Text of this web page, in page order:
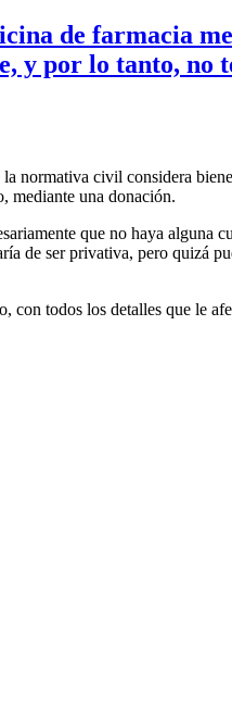
de farmacia
y por lo tanto,
normativa civil considera
mediante una donación.
que no haya alguna
de ser privativa, pero quizá
con todos los detalles que le